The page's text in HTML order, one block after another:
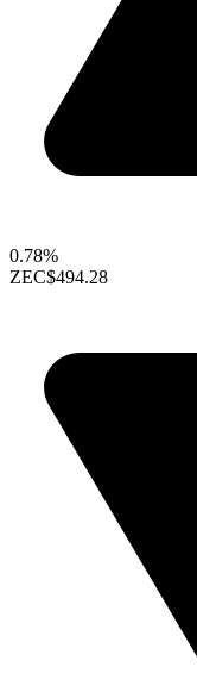
0.78%
ZEC$494.28